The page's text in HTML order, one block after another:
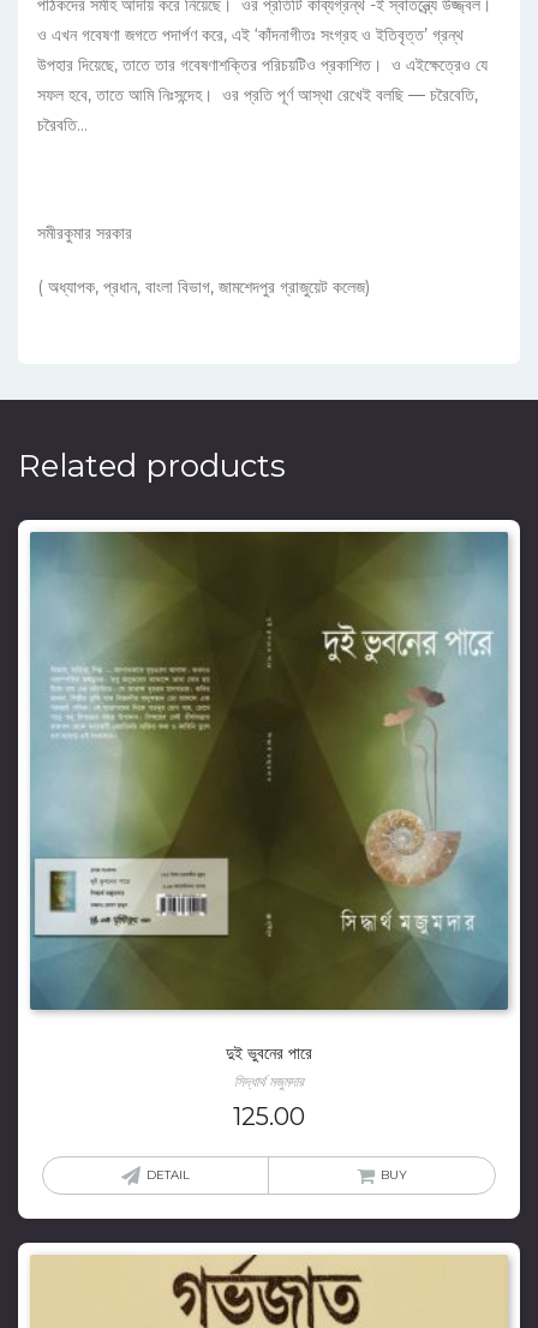
পাঠকদের সমীহ আদায় করে নিয়েছে। ওর প্রতিটি কাব্যগ্রন্থ -ই স্বাতন্ত্র্যে উজ্জ্বল।
ও এখন গবেষণা জগতে পদার্পণ করে, এই ‘কাঁদনাগীতঃ সংগ্রহ ও ইতিবৃত্ত’ গ্রন্থ
উপহার দিয়েছে, তাতে তার গবেষণাশক্তির পরিচয়টিও প্রকাশিত। ও এইক্ষেত্রেও যে
সফল হবে, তাতে আমি নিঃসন্দেহ। ওর প্রতি পূর্ণ আস্থা রেখেই বলছি — চরৈবেতি,
চরৈবতি…
সমীরকুমার সরকার
( অধ্যাপক, প্রধান, বাংলা বিভাগ, জামশেদপুর গ্রাজুয়েট কলেজ)
Related products
দুই ভুবনের পারে
সিদ্ধার্থ মজুমদার
125.00
DETAIL BUY